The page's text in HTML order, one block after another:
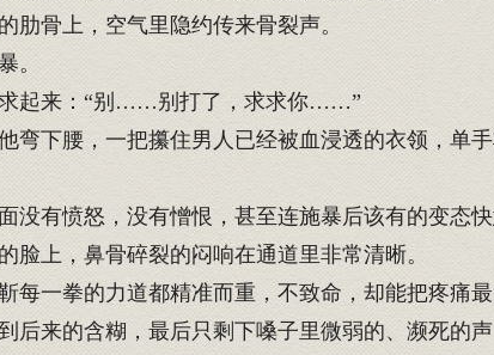
骨上，空气里隐约传来骨裂声。
。
起来：“别……别打了，求求你……”
下腰，一把攥住男人已经被血浸透的衣领，单
有愤怒，没有憎恨，甚至连施暴后该有的变态快
上，鼻骨碎裂的闷响在通道里非常清晰。
一拳的力道都精准而重，不致命，却能把疼痛最
来的含糊，最后只剩下嗓子里微弱的、濒死的声